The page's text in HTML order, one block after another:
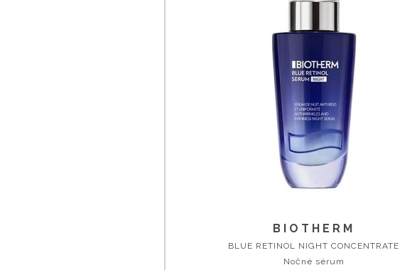
BIOTHERM
BLUE RETINOL NIGHT CONCENTRATE
Nočné sérum